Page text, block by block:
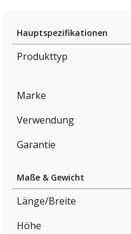
Hauptspezifikationen
Produkttyp
Marke
Verwendung
Garantie
Maße & Gewicht
Länge/Breite
Höhe